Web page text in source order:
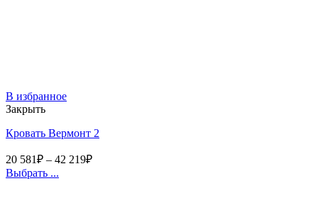
В избранное
Закрыть
Кровать Вермонт 2
20 581₽ – 42 219₽
Выбрать ...